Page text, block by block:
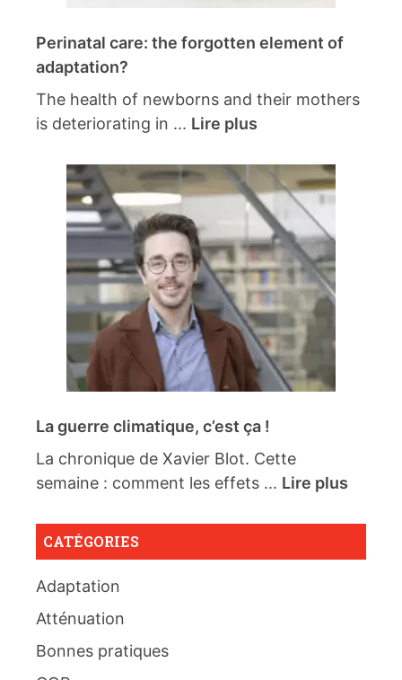
Perinatal care: the forgotten element of
adaptation?
The health of newborns and their mothers
is deteriorating in ... Lire plus
La guerre climatique, c’est ça !
La chronique de Xavier Blot. Cette
semaine : comment les effets ... Lire plus
CATÉGORIES
Adaptation
Atténuation
Bonnes pratiques